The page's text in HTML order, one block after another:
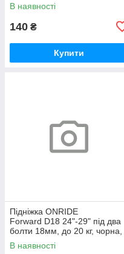
В наявності
140 ₴
Купити
Підніжка ONRIDE
Forward D18 24"-29" під два
болти 18мм, до 20 кг, чорна,
polybag
В наявності